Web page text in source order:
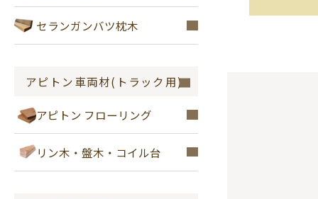
セランガンバツ枕木
アピトン車両材(トラック用)
アピトン フローリング
リン木・盤木・コイル台